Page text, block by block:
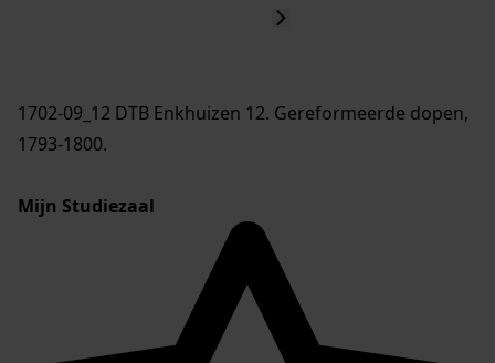
1702-09_12 DTB Enkhuizen 12. Gereformeerde dopen,
1793-1800.
Mijn Studiezaal